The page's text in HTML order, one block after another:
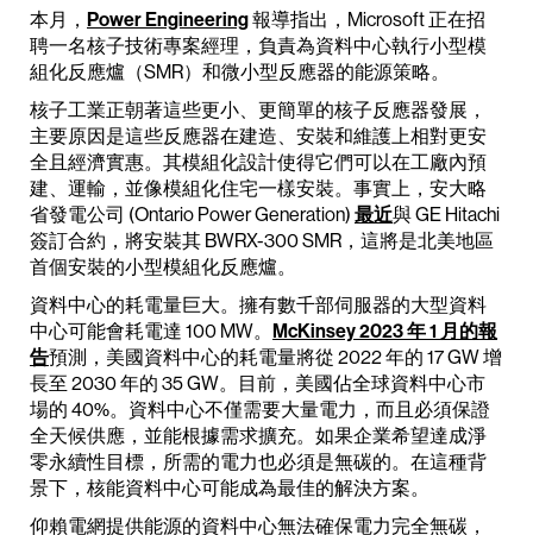
本月， Power Engineering報導指出，Microsoft 正在招
聘一名核子技術專案經理，負責為資料中心執行小型模
組化反應爐（SMR）和微小型反應器的能源策略。
核子工業正朝著這些更小、更簡單的核子反應器發展，
主要原因是這些反應器在建造、安裝和維護上相對更安
全且經濟實惠。其模組化設計使得它們可以在工廠內預
建、運輸，並像模組化住宅一樣安裝。事實上，安大略
省發電公司 (Ontario Power Generation) 最近與 GE Hitachi
簽訂合約，將安裝其 BWRX-300 SMR，這將是北美地區
首個安裝的小型模組化反應爐。
資料中心的耗電量巨大。擁有數千部伺服器的大型資料
中心可能會耗電達 100 MW。 McKinsey 2023 年 1 月的報
告預測，美國資料中心的耗電量將從 2022 年的 17 GW 增
長至 2030 年的 35 GW。目前，美國佔全球資料中心市
場的 40%。資料中心不僅需要大量電力，而且必須保證
全天候供應，並能根據需求擴充。如果企業希望達成淨
零永續性目標，所需的電力也必須是無碳的。在這種背
景下，核能資料中心可能成為最佳的解決方案。
仰賴電網提供能源的資料中心無法確保電力完全無碳，